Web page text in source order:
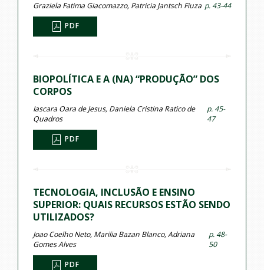
Graziela Fatima Giacomazzo, Patricia Jantsch Fiuza p. 43-44
PDF
BIOPOLÍTICA E A (NA) “PRODUÇÃO” DOS
CORPOS
Iascara Oara de Jesus, Daniela Cristina Ratico de
Quadros
p. 45-
47
PDF
TECNOLOGIA, INCLUSÃO E ENSINO
SUPERIOR: QUAIS RECURSOS ESTÃO SENDO
UTILIZADOS?
Joao Coelho Neto, Marilia Bazan Blanco, Adriana
Gomes Alves
p. 48-
50
PDF